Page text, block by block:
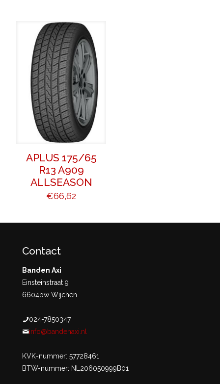
APLUS 175/65
R13 A909
ALLSEASON
€66,62
Contact
Banden Axi
Einsteinstraat 9
6604bw Wijchen
024-7850347
info@bandenaxi.nl
KVK-nummer: 57728461
BTW-nummer: NL206050999B01